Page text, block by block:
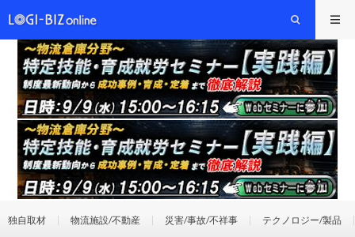
独自取材 物流施設/不動産 災害/事故/不祥事 テクノロジー/製品